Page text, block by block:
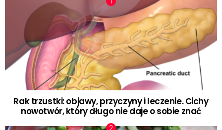
Rak trzustki: objawy, przyczyny i leczenie. Cichy
nowotwór, który długo nie daje o sobie znać